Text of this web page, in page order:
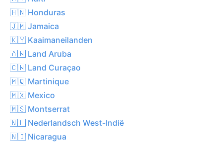
🇭🇳 Honduras
🇯🇲 Jamaica
🇰🇾 Kaaimaneilanden
🇦🇼 Land Aruba
🇨🇼 Land Curaçao
🇲🇶 Martinique
🇲🇽 Mexico
🇲🇸 Montserrat
🇳🇱 Nederlandsch West-Indië
🇳🇮 Nicaragua